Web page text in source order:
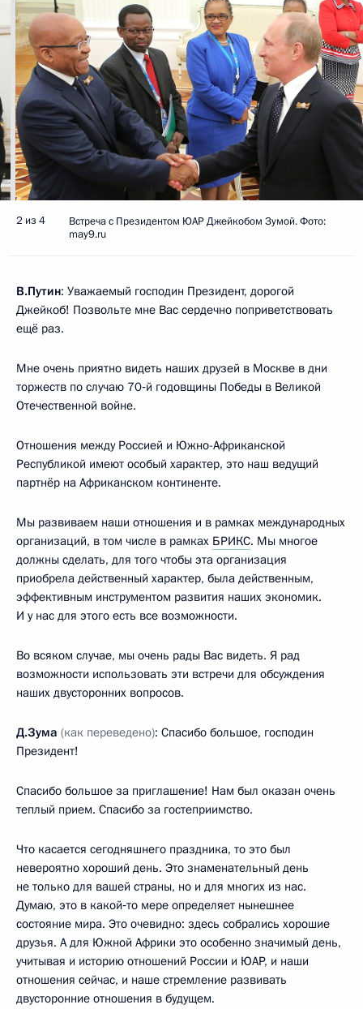
2 из 4
Встреча с Президентом ЮАР Джейкобом Зумой. Фото:
may9.ru
В.Путин: Уважаемый господин Президент, дорогой
Джейкоб! Позвольте мне Вас сердечно поприветствовать
ещё раз.
Мне очень приятно видеть наших друзей в Москве в дни
торжеств по случаю 70‑й годовщины Победы в Великой
Отечественной войне.
Отношения между Россией и Южно-Африканской
Республикой имеют особый характер, это наш ведущий
партнёр на Африканском континенте.
Мы развиваем наши отношения и в рамках международных
организаций, в том числе в рамках БРИКС. Мы многое
должны сделать, для того чтобы эта организация
приобрела действенный характер, была действенным,
эффективным инструментом развития наших экономик.
И у нас для этого есть все возможности.
Во всяком случае, мы очень рады Вас видеть. Я рад
возможности использовать эти встречи для обсуждения
наших двусторонних вопросов.
Д.Зума (как переведено): Спасибо большое, господин
Президент!
Спасибо большое за приглашение! Нам был оказан очень
теплый прием. Спасибо за гостеприимство.
Что касается сегодняшнего праздника, то это был
невероятно хороший день. Это знаменательный день
не только для вашей страны, но и для многих из нас.
Думаю, это в какой‑то мере определяет нынешнее
состояние мира. Это очевидно: здесь собрались хорошие
друзья. А для Южной Африки это особенно значимый день,
учитывая и историю отношений России и ЮАР, и наши
отношения сейчас, и наше стремление развивать
двусторонние отношения в будущем.